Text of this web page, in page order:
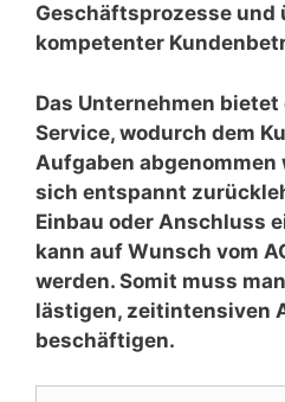
Geschäftsprozesse und
kompetenter
Das Unternehmen
Service, wodurch dem
Aufgaben abgenommen
sich entspannt
Einbau oder Anschluss
kann auf Wunsch vom
werden. Somit muss
lästigen, zeitintensiven
beschäftigen.